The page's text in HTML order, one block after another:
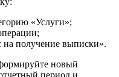
«Услуги»;
на получение выписки».
новый
период и